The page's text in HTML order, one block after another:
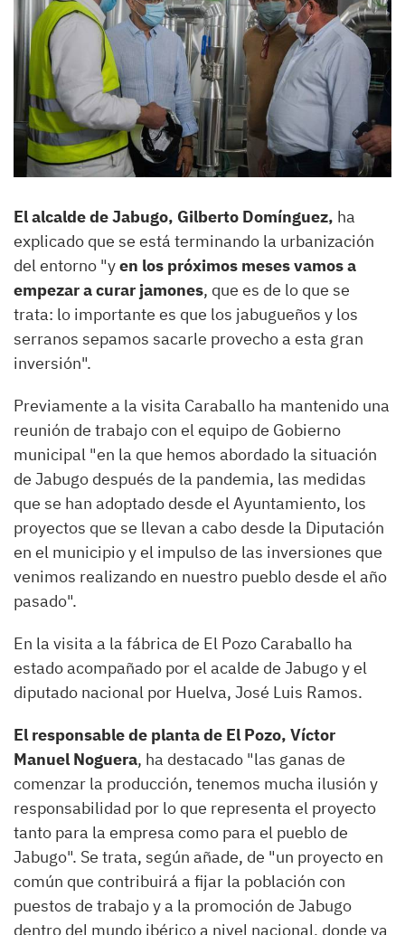
El alcalde de Jabugo, Gilberto Domínguez, ha
explicado que se está terminando la urbanización
del entorno "yen los próximos meses vamos a
empezar a curar jamones, que es de lo que se
trata: lo importante es que los jabugueños y los
serranos sepamos sacarle provecho a esta gran
inversión".
Previamente a la visita Caraballo ha mantenido una
reunión de trabajo con el equipo de Gobierno
municipal "en la que hemos abordado la situación
de Jabugo después de la pandemia, las medidas
que se han adoptado desde el Ayuntamiento, los
proyectos que se llevan a cabo desde la Diputación
en el municipio y el impulso de las inversiones que
venimos realizando en nuestro pueblo desde el año
pasado".
En la visita a la fábrica de El Pozo Caraballo ha
estado acompañado por el acalde de Jabugo y el
diputado nacional por Huelva, José Luis Ramos.
El responsable de planta de El Pozo, Víctor
Manuel Noguera, ha destacado "las ganas de
comenzar la producción, tenemos mucha ilusión y
responsabilidad por lo que representa el proyecto
tanto para la empresa como para el pueblo de
Jabugo". Se trata, según añade, de "un proyecto en
común que contribuirá a fijar la población con
puestos de trabajo y a la promoción de Jabugo
dentro del mundo ibérico a nivel nacional, donde ya